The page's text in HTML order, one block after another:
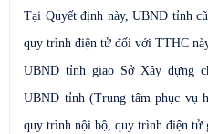
Tại Quyết định này, UBND tỉnh
quy trình điện tử đối với TTHC
UBND tỉnh giao Sở Xây dựng
UBND tỉnh (Trung tâm phục vụ
quy trình nội bộ, quy trình điện tử